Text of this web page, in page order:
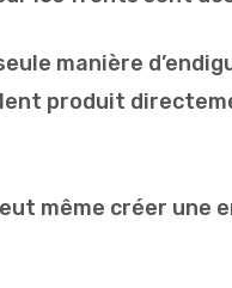
manière
produit
même créer